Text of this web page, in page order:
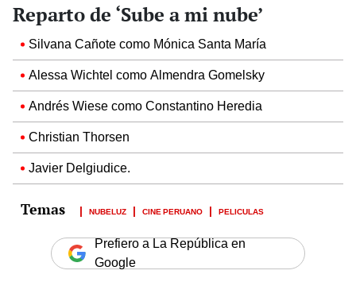
Reparto de ‘Sube a mi nube’
Silvana Cañote como Mónica Santa María
Alessa Wichtel como Almendra Gomelsky
Andrés Wiese como Constantino Heredia
Christian Thorsen
Javier Delgiudice.
NUBELUZ CINE PERUANO PELICULAS
Prefiero a La República en
Google